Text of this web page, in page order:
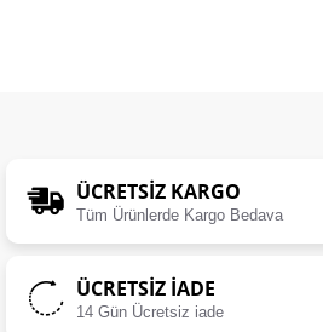
ÜCRETSIZ KARGO
Tüm Ürünlerde Kargo Bedava
ÜCRETSIZ İADE
14 Gün Ücretsiz iade